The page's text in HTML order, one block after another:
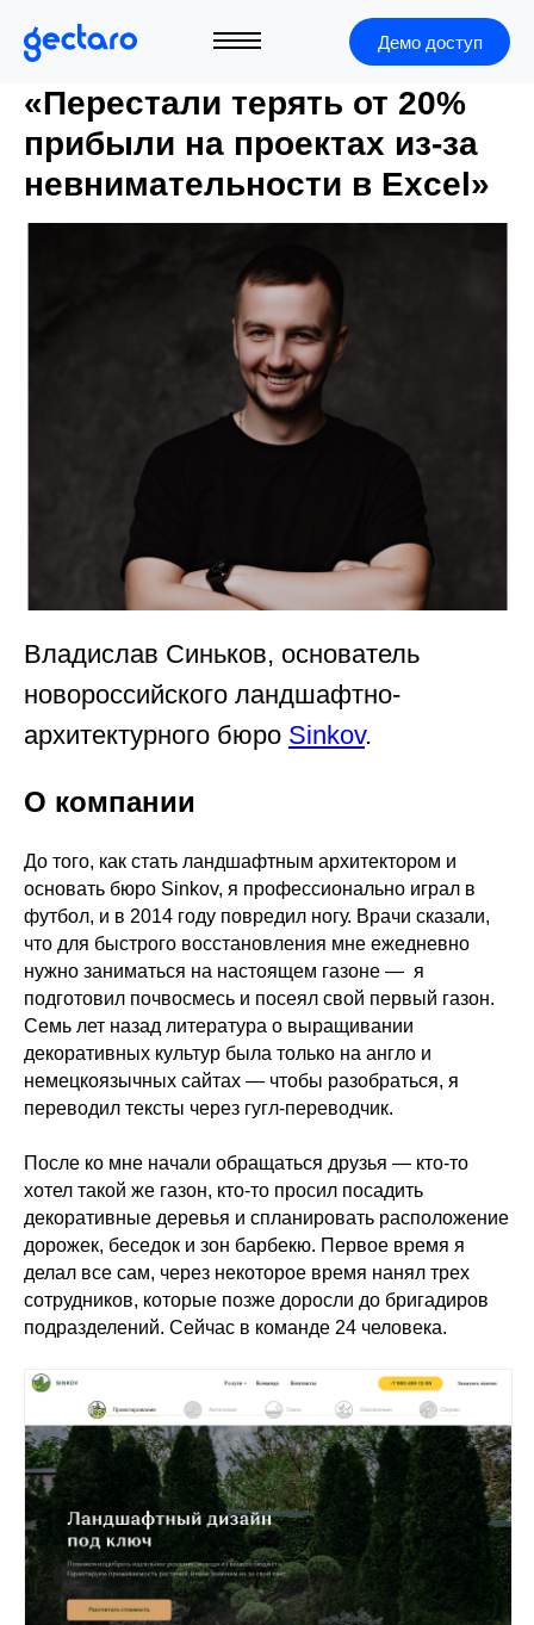
Демо доступ
«Перестали терять от 20%
прибыли на проектах из-за
невнимательности в Excel»
Владислав Синьков, основатель
новороссийского ландшафтно-
архитектурного бюро Sinkov.
О компании
До того, как стать ландшафтным архитектором и
основать бюро Sinkov, я профессионально играл в
футбол, и в 2014 году повредил ногу. Врачи сказали,
что для быстрого восстановления мне ежедневно
нужно заниматься на настоящем газоне — я
подготовил почвосмесь и посеял свой первый газон.
Семь лет назад литература о выращивании
декоративных культур была только на англо и
немецкоязычных сайтах — чтобы разобраться, я
переводил тексты через гугл-переводчик.
После ко мне начали обращаться друзья — кто-то
хотел такой же газон, кто-то просил посадить
декоративные деревья и спланировать расположение
дорожек, беседок и зон барбекю. Первое время я
делал все сам, через некоторое время нанял трех
сотрудников, которые позже доросли до бригадиров
подразделений. Сейчас в команде 24 человека.